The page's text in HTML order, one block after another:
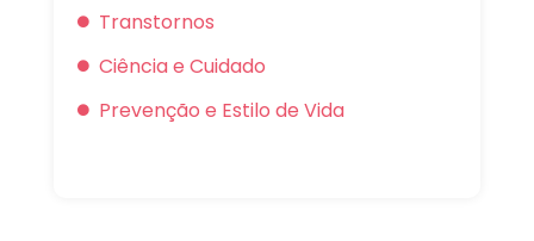
Transtornos
Ciência e Cuidado
Prevenção e Estilo de Vida